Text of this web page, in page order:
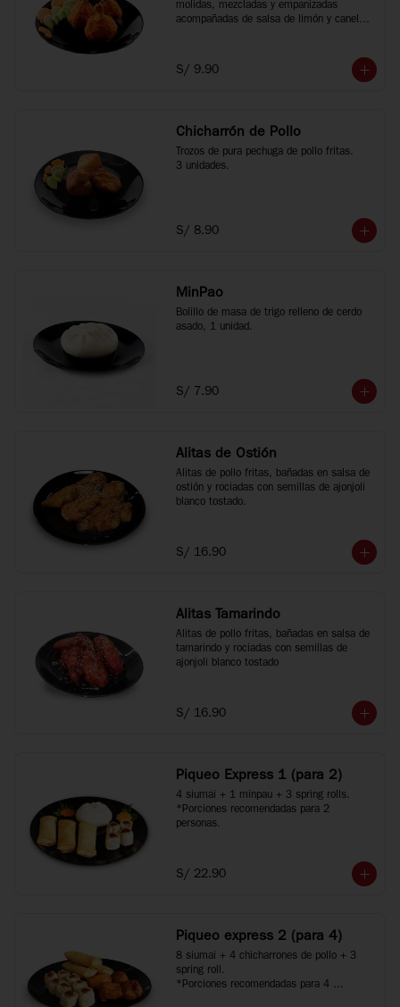
molidas, mezcladas y empanizadas
acompañadas de salsa de limón y canela
S/ 9.90
Chicharrón de Pollo
Trozos de pura pechuga de pollo fritas.
3 unidades.
S/ 8.90
MinPao
Bolillo de masa de trigo relleno de cerdo
asado, 1 unidad.
S/ 7.90
Alitas de Ostión
Alitas de pollo fritas, bañadas en salsa de
ostión y rociadas con semillas de ajonjoli
blanco tostado.
S/ 16.90
Alitas Tamarindo
Alitas de pollo fritas, bañadas en salsa de
tamarindo y rociadas con semillas de
ajonjoli blanco tostado
S/ 16.90
Piqueo Express 1 (para 2)
4 siumai + 1 minpau + 3 spring rolls.
*Porciones recomendadas para 2
personas.
S/ 22.90
Piqueo express 2 (para 4)
8 siumai + 4 chicharrones de pollo + 3
spring roll.
*Porciones recomendadas para 4